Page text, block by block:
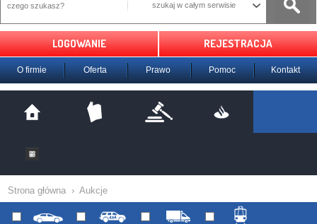
szukaj w całym serwisie
LOGOWANIE REJESTRACJA
O firmie Oferta Prawo Pomoc Kontakt
Strona główna › Aukcje